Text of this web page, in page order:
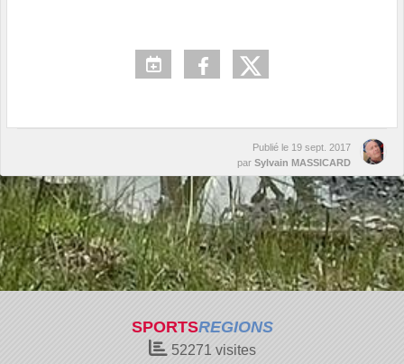
Publié le 19 sept. 2017
par Sylvain MASSICARD
SPORTSREGIONS
52271 visites